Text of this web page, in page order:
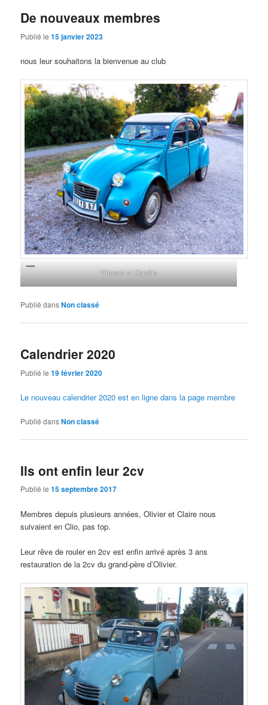
De nouveaux membres
Publié le15 janvier 2023
nous leur souhaitons la bienvenue au club
Vincent et Sandra
Publié dansNon classé
Calendrier 2020
Publié le19 février 2020
Le nouveau calendrier 2020 est en ligne dans la page membre
Publié dansNon classé
Ils ont enfin leur 2cv
Publié le15 septembre 2017
Membres depuis plusieurs années, Olivier et Claire nous
suivaient en Clio, pas top.
Leur rêve de rouler en 2cv est enfin arrivé après 3 ans
restauration de la 2cv du grand-père d’Olivier.